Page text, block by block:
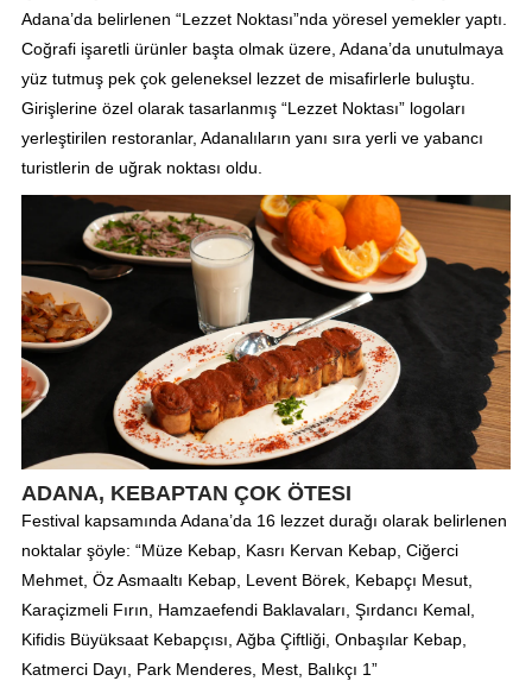
Adana’da belirlenen “Lezzet Noktası”nda yöresel yemekler yaptı.
Coğrafi işaretli ürünler başta olmak üzere, Adana’da unutulmaya
yüz tutmuş pek çok geleneksel lezzet de misafirlerle buluştu.
Girişlerine özel olarak tasarlanmış “Lezzet Noktası” logoları
yerleştirilen restoranlar, Adanalıların yanı sıra yerli ve yabancı
turistlerin de uğrak noktası oldu.
ADANA, KEBAPTAN ÇOK ÖTESI
Festival kapsamında Adana’da 16 lezzet durağı olarak belirlenen
noktalar şöyle: “Müze Kebap, Kasrı Kervan Kebap, Ciğerci
Mehmet, Öz Asmaaltı Kebap, Levent Börek, Kebapçı Mesut,
Karaçizmeli Fırın, Hamzaefendi Baklavaları, Şırdancı Kemal,
Kifidis Büyüksaat Kebapçısı, Ağba Çiftliği, Onbaşılar Kebap,
Katmerci Dayı, Park Menderes, Mest, Balıkçı 1”